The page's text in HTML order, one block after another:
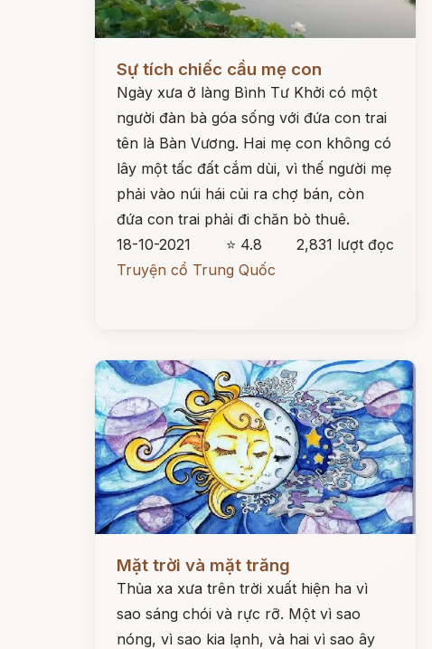
Sự tích chiếc cầu mẹ con
Ngày xưa ở làng Bình Tư Khởi có một
người đàn bà góa sống với đứa con trai
tên là Bàn Vương. Hai mẹ con không có
lây một tấc đất cắm dùi, vì thế người mẹ
phải vào núi hái củi ra chợ bán, còn
đứa con trai phải đi chăn bò thuê.
18-10-2021
⭐ 4.8
2,831 lượt đọc
Truyện cổ Trung Quốc
Mặt trời và mặt trăng
Thủa xa xưa trên trời xuất hiện ha vì
sao sáng chói và rực rỡ. Một vì sao
nóng, vì sao kia lạnh, và hai vì sao ây